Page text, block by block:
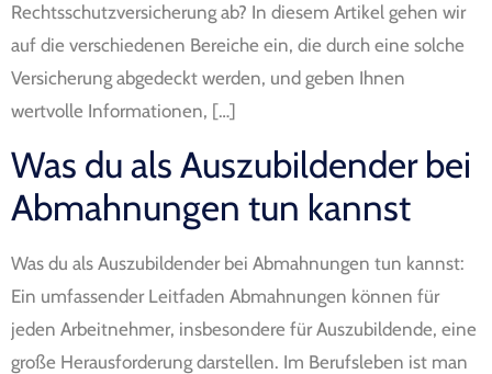
Rechtsschutzversicherung ab? In diesem Artikel gehen wir
auf die verschiedenen Bereiche ein, die durch eine solche
Versicherung abgedeckt werden, und geben Ihnen
wertvolle Informationen, […]
Was du als Auszubildender bei
Abmahnungen tun kannst
Was du als Auszubildender bei Abmahnungen tun kannst:
Ein umfassender Leitfaden Abmahnungen können für
jeden Arbeitnehmer, insbesondere für Auszubildende, eine
große Herausforderung darstellen. Im Berufsleben ist man